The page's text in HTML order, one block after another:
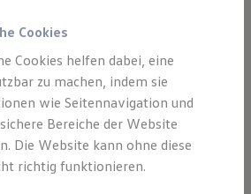
Förderung
Cookies
Cookies helfen dabei, eine
zu machen, indem sie
wie Seitennavigation und
Bereiche der Website
Die Website kann ohne diese
richtig funktionieren.